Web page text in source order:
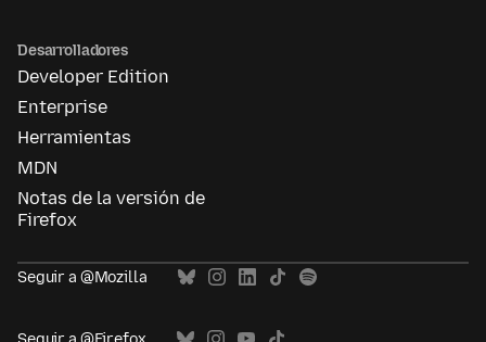
Desarrolladores
Developer Edition
Enterprise
Herramientas
MDN
Notas de la versión de
Firefox
Seguir a @Mozilla